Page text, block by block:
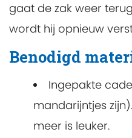
gaat de zak weer
wordt hij opnieuw
Benodigd
Ingepakte
mandarijntjes
meer is leuker.